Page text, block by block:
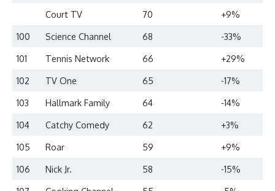
Court TV
70
+9%
100
Science Channel 68
-33%
101
Tennis Network 66
+29%
102
TV One 65
-17%
103
Hallmark Family 64
-14%
104
Catchy Comedy 62
+3%
105
Roar 59
+9%
106
Nick Jr. 58
-15%